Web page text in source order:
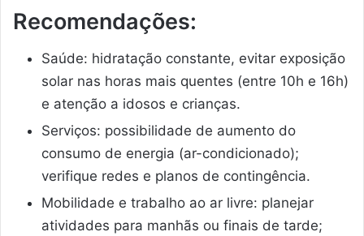
Recomendações:
Saúde: hidratação constante, evitar exposição
solar nas horas mais quentes (entre 10h e 16h)
e atenção a idosos e crianças.
Serviços: possibilidade de aumento do
consumo de energia (ar-condicionado);
verifique redes e planos de contingência.
Mobilidade e trabalho ao ar livre: planejar
atividades para manhãs ou finais de tarde;